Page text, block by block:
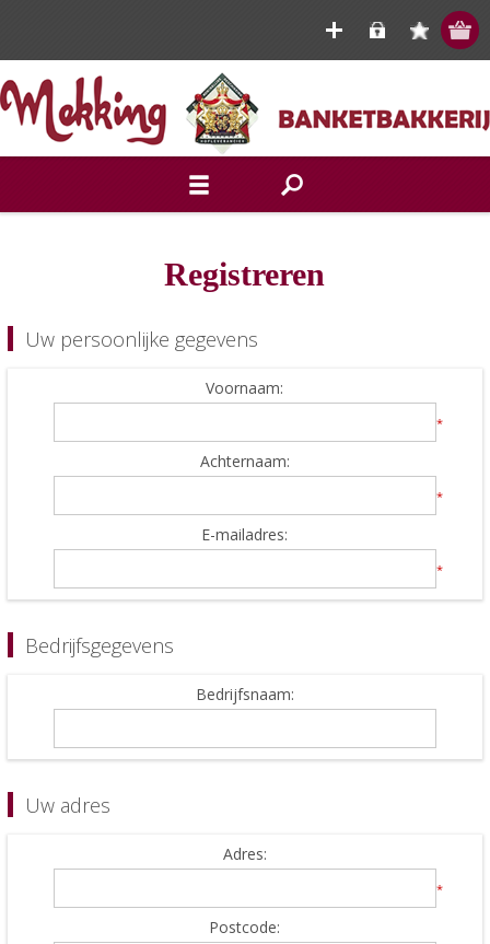
Registreren
Uw persoonlijke gegevens
Voornaam:
*
Achternaam:
*
E-mailadres:
*
Bedrijfsgegevens
Bedrijfsnaam:
Uw adres
Adres:
*
Postcode: